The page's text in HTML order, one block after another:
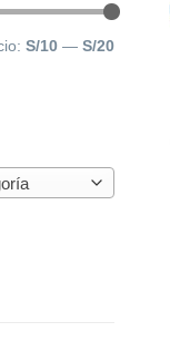
S/10— S/20